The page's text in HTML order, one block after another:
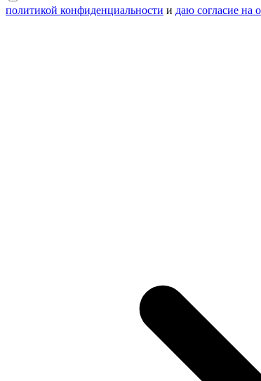
политикой конфиденциальности и даю согласие на